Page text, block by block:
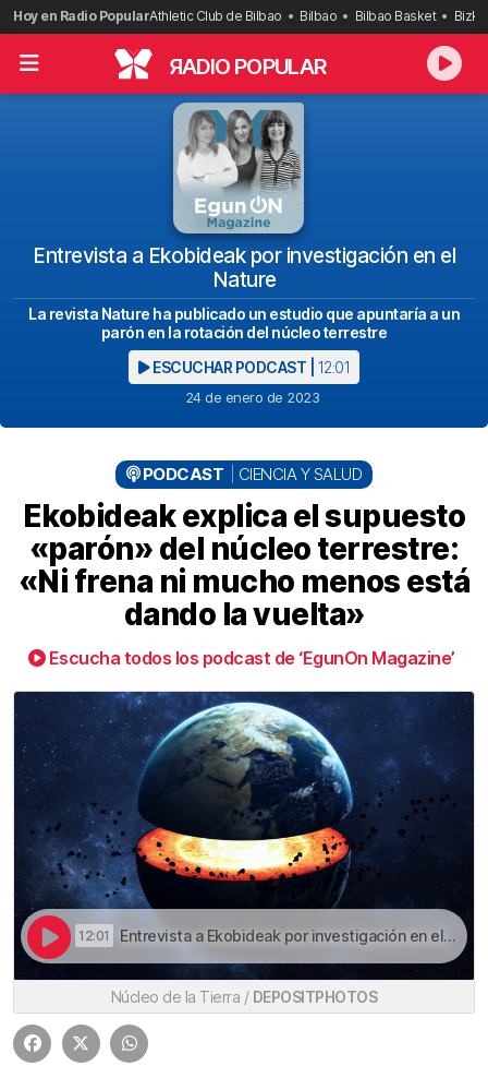
Saltar
al
contenido
Hoy en Radio PopularAthletic Club de Bilbao Bilbao Bilbao Basket
RADIO POPULAR
Entrevista a Ekobideak por investigación en el
Nature
La revista Nature ha publicado un estudio que apuntaría a un
parón en la rotación del núcleo terrestre
ESCUCHAR PODCAST | 12:01
24 de enero de 2023
PODCAST CIENCIA Y SALUD
Ekobideak explica el supuesto
«parón» del núcleo terrestre:
«Ni frena ni mucho menos está
dando la vuelta»
Escucha todos los podcast de ‘EgunOn Magazine’
12:01 Entrevista a Ekobideak por investigación en el Nature | Ekobideak explica el supuesto «parón» del núcleo terrestre: «Ni frena ni mucho menos está dando la vuelta»
Núcleo de la Tierra / DEPOSITPHOTOS